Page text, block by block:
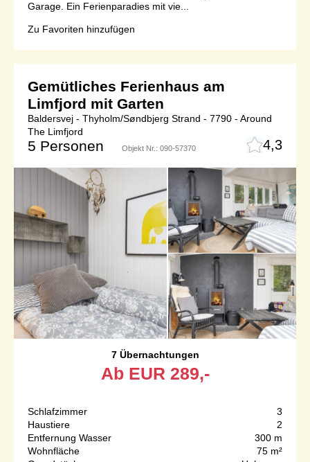
Garage. Ein Ferienparadies mit vie...
Zu Favoriten hinzufügen
Gemütliches Ferienhaus am
Limfjord mit Garten
Baldersvej - Thyholm/Søndbjerg Strand - 7790 - Around
The Limfjord
5 Personen Objekt Nr.: 090-57370 4,3
7 Übernachtungen
Ab EUR 289,-
Schlafzimmer
3
Haustiere
2
Entfernung Wasser
300 m
Wohnfläche
75 m²